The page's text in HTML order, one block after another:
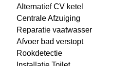
Alternatief CV ketel
Centrale Afzuiging
Reparatie vaatwasser
Afvoer bad verstopt
Rookdetectie